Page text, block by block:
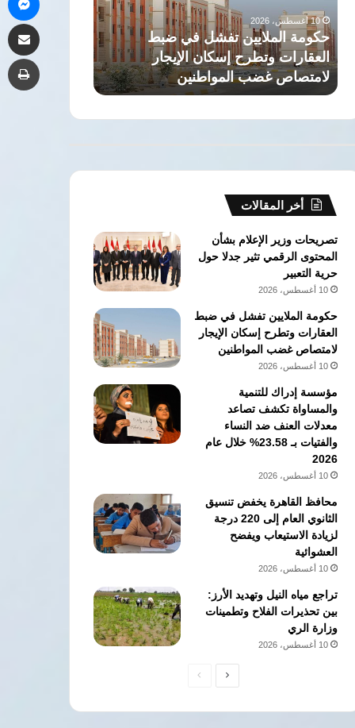
العقارات
وتطرح
إسكان
الإيجار
لامتصاص
غضب
10 أغسطس، 2026
حكومة الملايين تفشل في ضبط
العقارات وتطرح إسكان الإيجار
لامتصاص غضب المواطنين
تصاعد
معدلات
العنف
ضد
النساء
2026
مؤسسة إدراك
تكشف تصاعد
والفتيات بـ 23.58% خلال عام 2026
أخر المقالات
تصريحات وزير الإعلام بشأن
المحتوى الرقمي تثير جدلا حول
حرية التعبير
10 أغسطس، 2026
حكومة الملايين تفشل في ضبط
العقارات وتطرح إسكان الإيجار
لامتصاص غضب المواطنين
10 أغسطس، 2026
مؤسسة إدراك للتنمية
والمساواة تكشف تصاعد
معدلات العنف ضد النساء
والفتيات بـ 23.58% خلال عام
2026
10 أغسطس، 2026
محافظ القاهرة يخفض تنسيق
الثانوي العام إلى 220 درجة
لزيادة الاستيعاب ويفضح
العشوائية
10 أغسطس، 2026
تراجع مياه النيل وتهديد الأرز:
بين تحذيرات الفلاح وتطمينات
وزارة الري
10 أغسطس، 2026
الصفحةالصفحة